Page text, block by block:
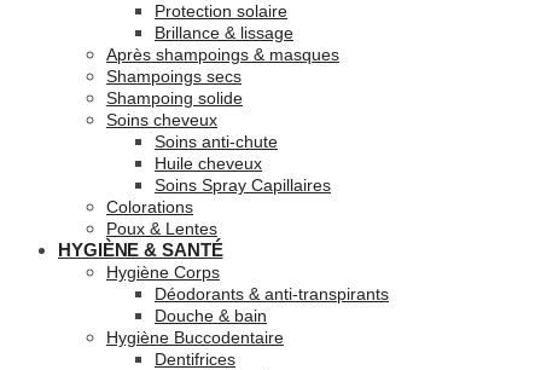
Protection solaire
Brillance & lissage
Après shampoings & masques
Shampoings secs
Shampoing solide
Soins cheveux
Soins anti-chute
Huile cheveux
Soins Spray Capillaires
Colorations
Poux & Lentes
HYGIÈNE & SANTÉ
Hygiène Corps
Déodorants & anti-transpirants
Douche & bain
Hygiène Buccodentaire
Dentifrices